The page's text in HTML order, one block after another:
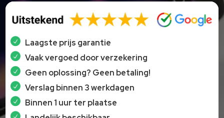
Laagste prijs garantie
Vaak vergoed door verzekering
Geen oplossing? Geen betaling!
Verslag binnen 3 werkdagen
Binnen 1 uur ter plaatse